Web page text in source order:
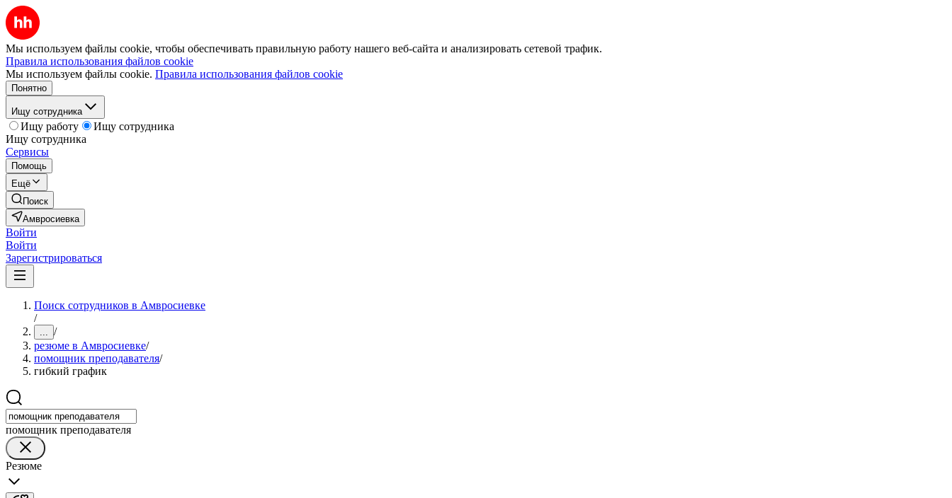
Мы используем файлы cookie, чтобы обеспечивать правильную работу нашего веб-сайта и анализировать сетевой трафик.
Правила использования файлов cookie
Мы используем файлы cookie. Правила использования файлов cookie
Понятно
Ищу сотрудника
Ищу работу
Ищу сотрудника
Ищу сотрудника
Сервисы
Помощь
Ещё
Поиск
Амвросиевка
Войти
Войти
Зарегистрироваться
Поиск сотрудников в Амвросиевке
/
... /
резюме в Амвросиевке/
помощник преподавателя/
гибкий график
помощник преподавателя
Резюме